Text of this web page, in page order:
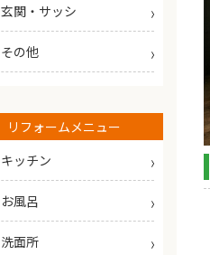
玄関・サッシ
その他
リフォームメニュー
キッチン
お風呂
洗面所